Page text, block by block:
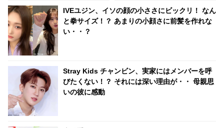
に刺さる
IVEユジン、イソの顔の小ささにビックリ！ なん
と拳サイズ！？ あまりの小顔さに前髪を作れな
い・・？
Stray Kids チャンビン、実家にはメンバーを呼
びたくない！？ それには深い理由が・・ 母親思
いの彼に感動